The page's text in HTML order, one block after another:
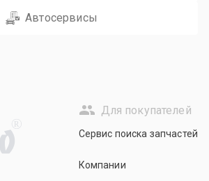
Автосервисы
R
Для покупателей
Сервис поиска запчастей
Компании